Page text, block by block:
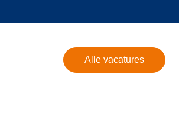
Alle vacatures